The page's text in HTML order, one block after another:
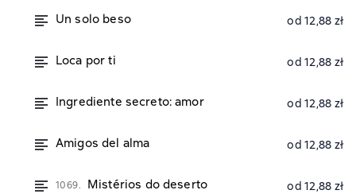
Un solo beso od 12,88 zł
Loca por ti od 12,88 zł
Ingrediente secreto: amor od 12,88 zł
Amigos del alma od 12,88 zł
1069. Mistérios do deserto od 12,88 zł